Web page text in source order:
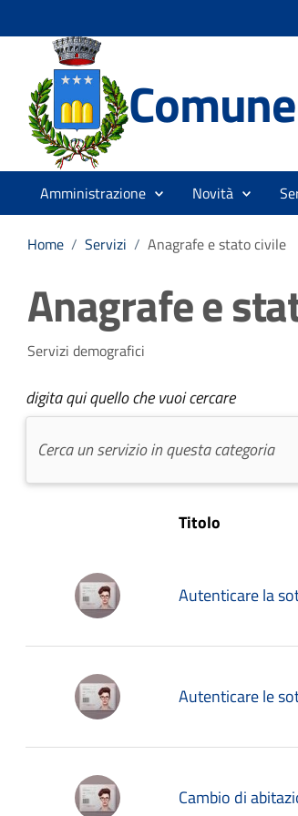
Amministrazione Novità
Home / Servizi / Anagrafe e stato civile
Anagrafe e
Servizi demografici
digita qui quello che vuoi cercare
Titolo
Autenticare la
Autenticare le
Cambio di